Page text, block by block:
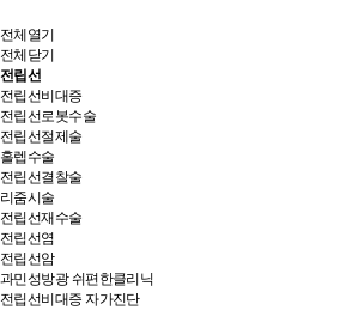
전체열기
전체닫기
전립선
전립선비대증
전립선로봇수술
전립선절제술
홀렙수술
전립선결찰술
리줌시술
전립선재수술
전립선염
전립선암
과민성방광 쉬편한클리닉
전립선비대증 자가진단